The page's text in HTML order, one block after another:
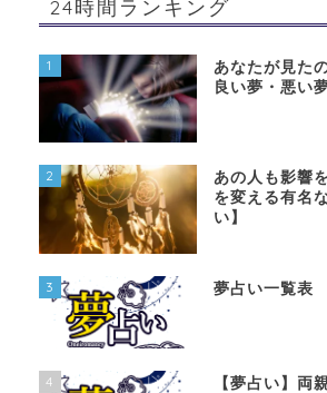
24時間ランキング
1
あなたが見た
良い夢・悪い
2
あの人も影響
を変える有名
い】
3 夢占い一覧表
4
【夢占い】両